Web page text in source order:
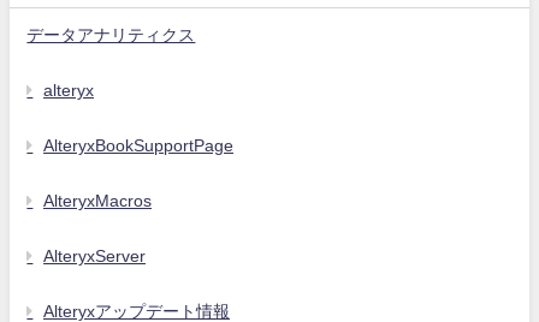
データアナリティクス
alteryx
AlteryxBookSupportPage
AlteryxMacros
AlteryxServer
Alteryxアップデート情報